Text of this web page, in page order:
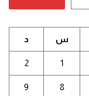
س د
1
2
8
9